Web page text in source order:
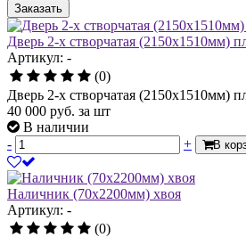
Заказать
Дверь 2-х створчатая (2150х1510мм)
Артикул: -
(0)
Дверь 2-х створчатая (2150х1510мм)
40 000 руб. за шт
В наличии
-
+ В
Наличник (70х2200мм) хвоя
Артикул: -
(0)